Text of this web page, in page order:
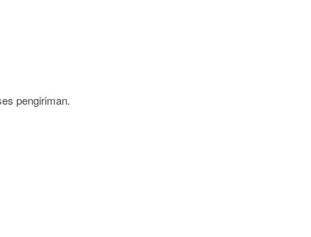
pengiriman.